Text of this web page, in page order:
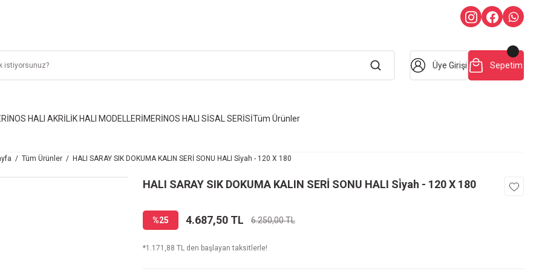
Üye Girişi Sepetim
HALI AKRİLİK HALI MODELLERİMERİNOS HALI SİSAL SERİSİTüm Ürünler
Tüm Ürünler HALI SARAY SIK DOKUMA KALIN SERİ SONU HALI Si̇yah - 120 X 180
HALI SARAY SIK DOKUMA KALIN SERİ SONU HALI Si̇yah - 120 X 180
%25 4.687,50 TL 6.250,00 TL
*1.171,88 TL den başlayan taksitlerle!